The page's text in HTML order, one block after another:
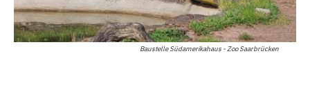
Baustelle Südamerikahaus - Zoo Saarbrücken